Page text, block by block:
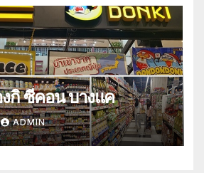
กิ ซีคอน บางแค
ADMIN